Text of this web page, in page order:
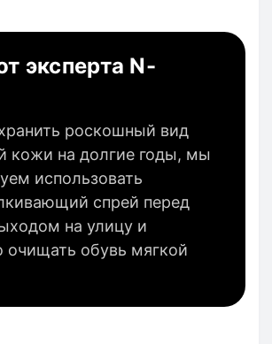
эксперта N-
роскошный вид
кожи на долгие годы, мы
использовать
спрей перед
на улицу и
очищать обувь мягкой